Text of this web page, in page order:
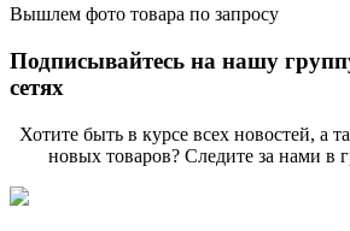
Вышлем фото товара по запросу
Подписывайтесь на нашу
сетях
Хотите быть в курсе всех новостей, а
новых товаров? Следите за нами в